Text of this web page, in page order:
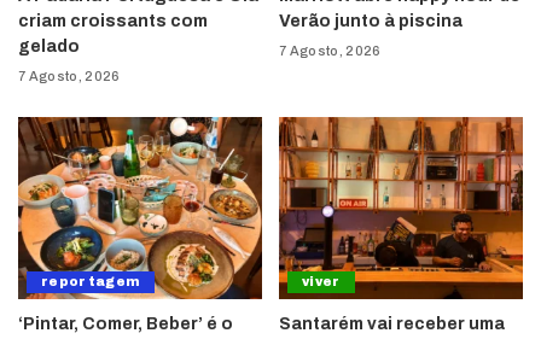
criam croissants com
gelado
7 Agosto, 2026
Verão junto à piscina
7 Agosto, 2026
reportagem
‘Pintar, Comer, Beber’ é o
viver
Santarém vai receber uma